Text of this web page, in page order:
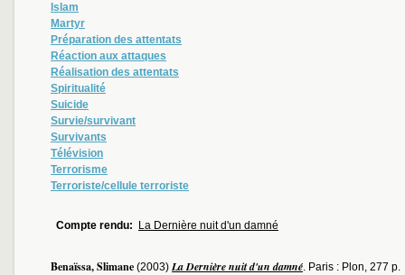
Islam
Martyr
Préparation des attentats
Réaction aux attaques
Réalisation des attentats
Spiritualité
Suicide
Survie/survivant
Survivants
Télévision
Terrorisme
Terroriste/cellule terroriste
Compte rendu: La Dernière nuit d'un damné
Benaïssa, Slimane (2003) La Dernière nuit d'un damné. Paris : Plon, 277 p.